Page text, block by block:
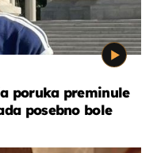
poruka preminule
posebno bole